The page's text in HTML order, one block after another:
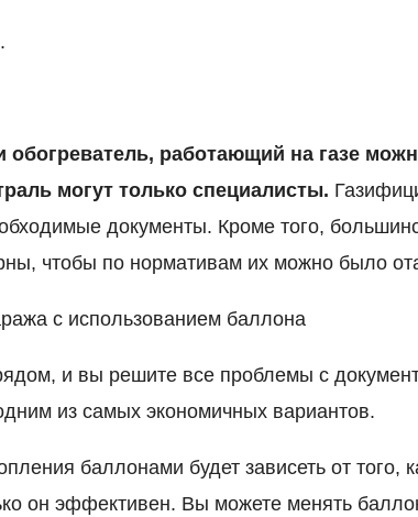
обогреватель, работающий на газе
могут только специалисты.
документы. Кроме того,
чтобы по нормативам их можно было
с использованием баллона
и вы решите все проблемы с
из самых экономичных вариантов.
баллонами будет зависеть от того,
он эффективен. Вы можете менять